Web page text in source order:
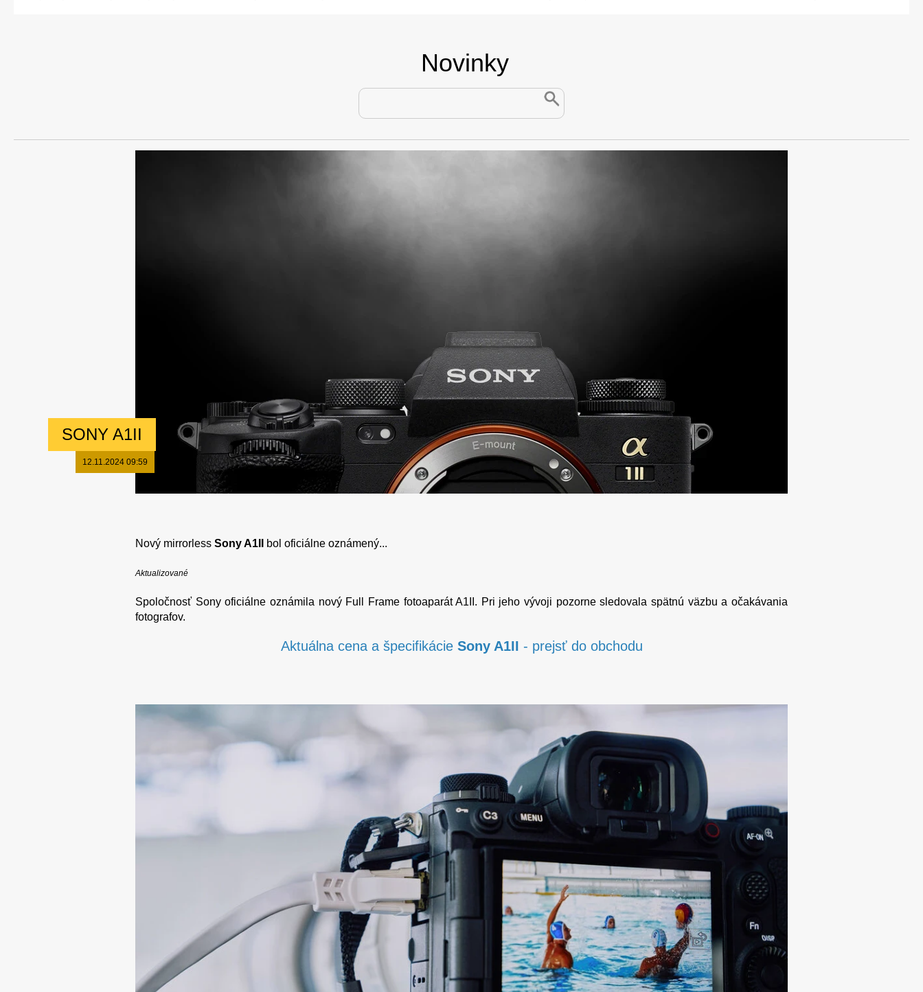
Novinky
SONY A1II
12.11.2024 09:59
Nový mirrorless Sony A1II bol oficiálne oznámený...
Aktualizované
Spoločnosť Sony oficiálne oznámila nový Full Frame fotoaparát A1II. Pri jeho vývoji pozorne sledovala spätnú väzbu a očakávania
fotografov.
Aktuálna cena a špecifikácie Sony A1II - prejsť do obchodu